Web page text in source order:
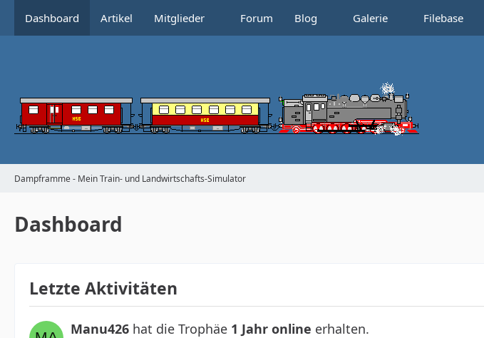
Dashboard Artikel Mitglieder Forum Blog Galerie Filebase
Dampframme - Mein Train- und Landwirtschafts-Simulator
Dashboard
Letzte Aktivitäten
Manu426 hat die Trophäe 1 Jahr online erhalten.